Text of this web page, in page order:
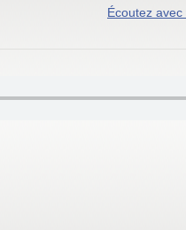
Écoutez
Gao 94.0 MHz, Mopti